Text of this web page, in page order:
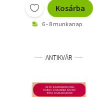
Kosárba
6 - 8 munkanap
ANTIKVÁR